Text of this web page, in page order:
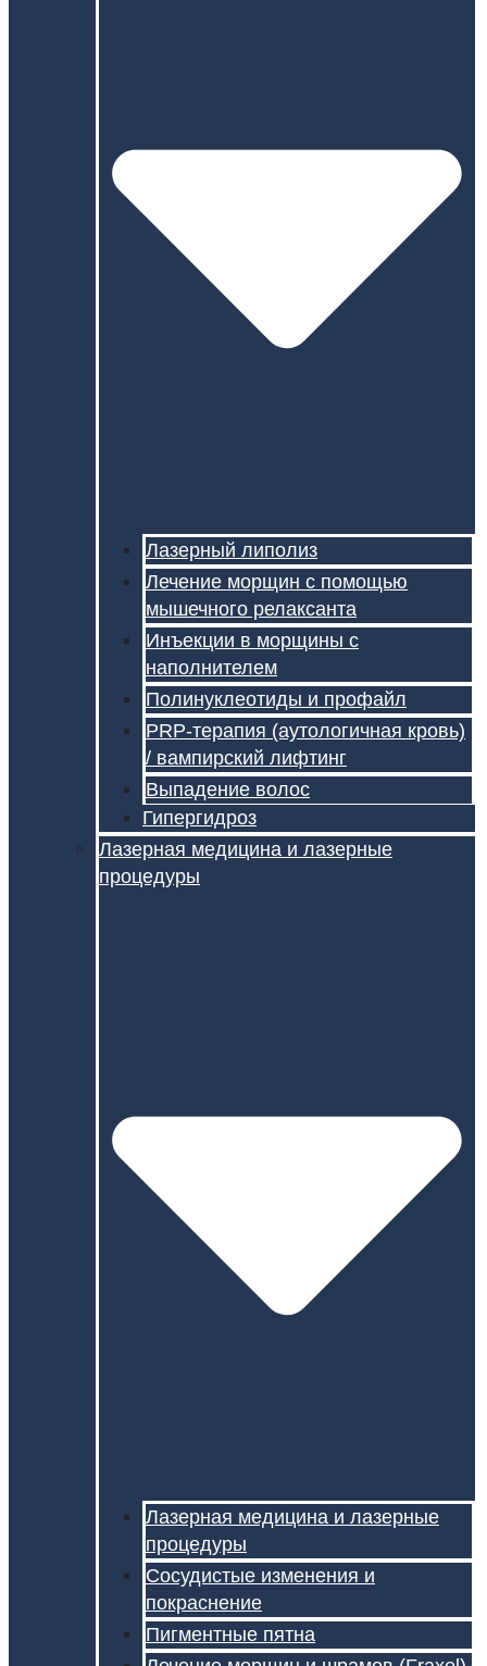
Лазерный липолиз
Лечение морщин с помощью
мышечного релаксанта
Инъекции в морщины с
наполнителем
Полинуклеотиды и профайл
PRP-терапия (аутологичная кровь)
/ вампирский лифтинг
Выпадение волос
Гипергидроз
Лазерная медицина и лазерные
процедуры
Лазерная медицина и лазерные
процедуры
Сосудистые изменения и
покраснение
Пигментные пятна